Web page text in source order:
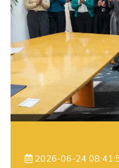
2026-06-24